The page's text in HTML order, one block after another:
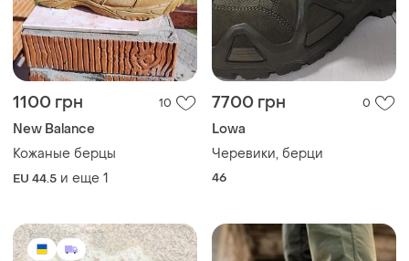
1100 грн 10
New Balance
Кожаные берцы
EU 44.5 и еще 1
7700 грн 0
Lowa
Черевики, берци
46